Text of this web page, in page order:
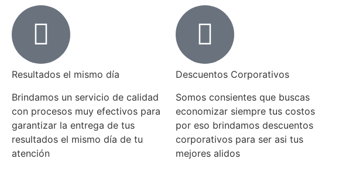
Resultados el mismo día
Brindamos un servicio de calidad
con procesos muy efectivos para
garantizar la entrega de tus
resultados el mismo día de tu
atención
Descuentos Corporativos
Somos consientes que buscas
economizar siempre tus costos
por eso brindamos descuentos
corporativos para ser asi tus
mejores alidos